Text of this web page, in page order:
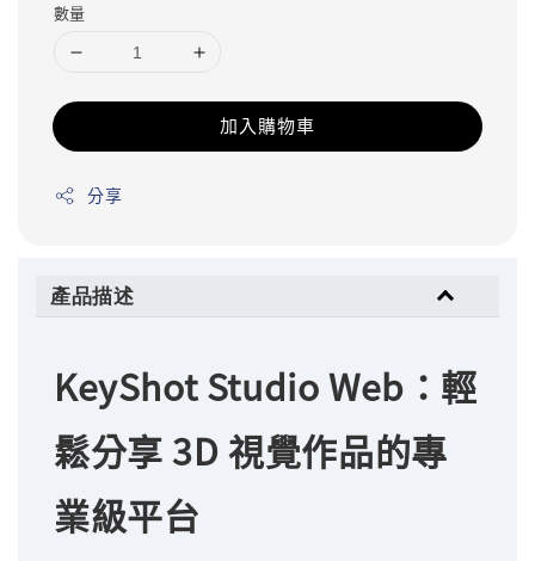
數量
加入購物車
分享
產品描述
KeyShot Studio Web：輕
鬆分享 3D 視覺作品的專
業級平台